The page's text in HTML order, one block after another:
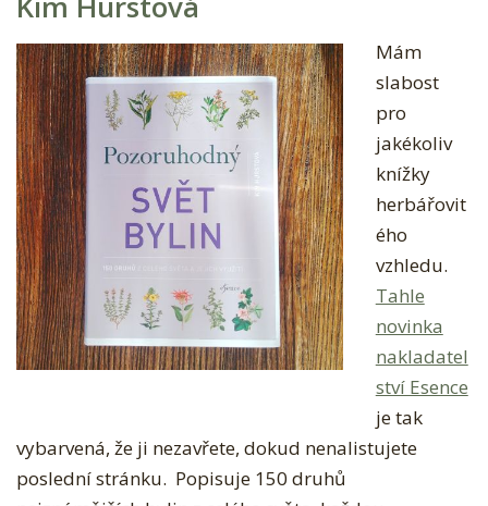
Mám
slabost
pro
jakékoliv
knížky
herbářovit
ého
vzhledu.
Tahle
novinka
nakladatel
ství Esence
je tak
vybarvená, že ji nezavřete, dokud nenalistujete
poslední stránku. Popisuje 150 druhů